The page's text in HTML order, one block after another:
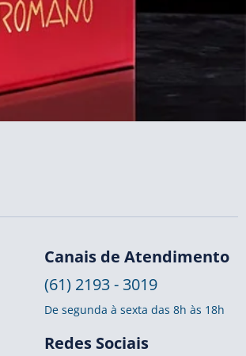
Canais de Atendimento
(61) 2193 - 3019
De segunda à sexta das 8h às 18h
Redes Sociais